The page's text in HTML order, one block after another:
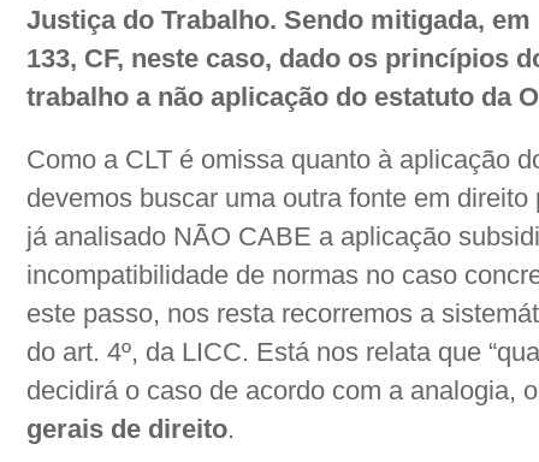
Justiça do Trabalho. Sendo mitigada,
133, CF, neste caso, dado os princípios
trabalho a não aplicação do estatuto da
Como a CLT é omissa quanto à aplicação
devemos buscar uma outra fonte em
já analisado NÃO CABE a aplicação
incompatibilidade de normas no caso
este passo, nos resta recorremos a
do art. 4º, da LICC. Está nos relata que
decidirá o caso de acordo com a analogia,
gerais de direito.